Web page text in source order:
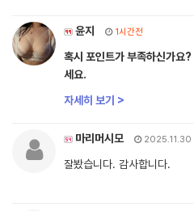
윤지 1시간전
혹시 포인트가 부족하신가요
세요.
자세히 보기 >
마리머시모 2025.11.30
잘봤습니다. 감사합니다.